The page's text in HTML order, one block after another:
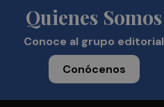
Quienes Somos
Conoce al grupo editorial
Conócenos